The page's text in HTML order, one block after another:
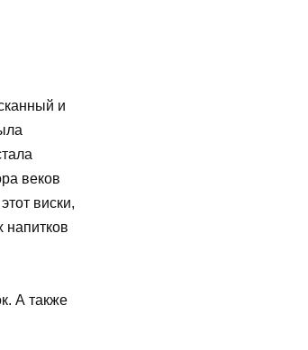
и
веков
виски,
напитков
А также